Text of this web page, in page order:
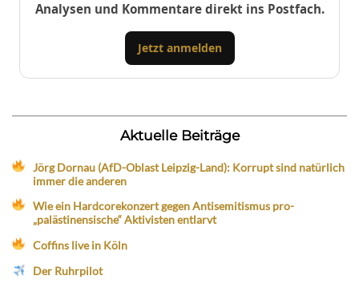
Analysen und Kommentare direkt ins Postfach.
Jetzt anmelden
Aktuelle Beiträge
Jörg Dornau (AfD-Oblast Leipzig-Land): Korrupt sind natürlich
immer die anderen
Wie ein Hardcorekonzert gegen Antisemitismus pro-
„palästinensische“ Aktivisten entlarvt
Coffins live in Köln
Der Ruhrpilot